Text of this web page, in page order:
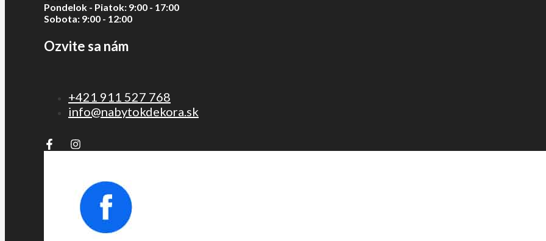
Pondelok - Piatok: 9:00 - 17:00
Sobota: 9:00 - 12:00
Ozvite sa nám
+421 911 527 768
info@nabytokdekora.sk